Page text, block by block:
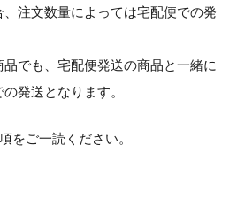
注文数量によっては宅配便での発
でも、宅配便発送の商品と一緒に
発送となります。
をご一読ください。